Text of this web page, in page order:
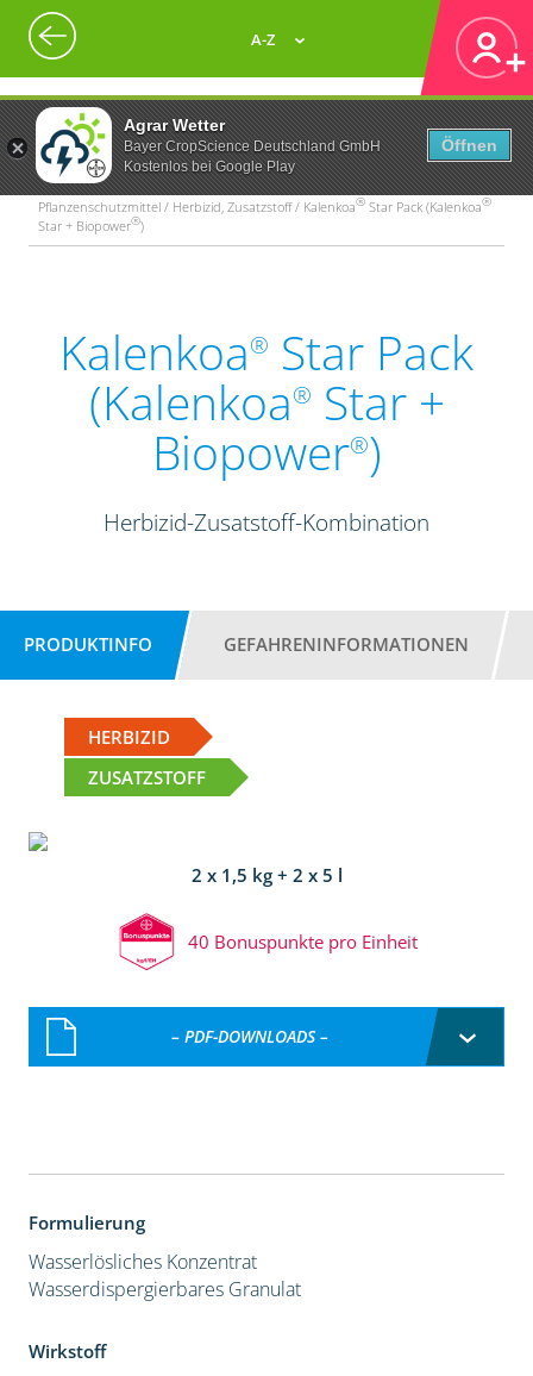
Agrar Wetter
Bayer CropScience Deutschland GmbH
Kostenlos bei Google Play
Öffnen
A-Z
Pflanzenschutzmittel / Herbizid, Zusatzstoff / Kalenkoa® Star Pack (Kalenkoa®
Star + Biopower®)
Kalenkoa® Star Pack
(Kalenkoa® Star +
Biopower®)
Herbizid-Zusatstoff-Kombination
PRODUKTINFO GEFAHRENINFORMATIONEN
HERBIZID
ZUSATZSTOFF
2 x 1,5 kg + 2 x 5 l
40 Bonuspunkte pro Einheit
– PDF-DOWNLOADS –
Formulierung
Wasserlösliches Konzentrat
Wasserdispergierbares Granulat
Wirkstoff